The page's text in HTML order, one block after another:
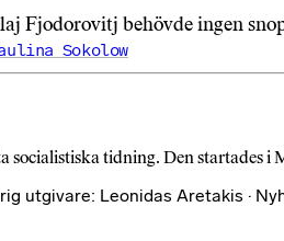
Fjodorovitj behövde ingen
Sokolow
socialistiska tidning. Den startades
utgivare: Leonidas Aretakis ·